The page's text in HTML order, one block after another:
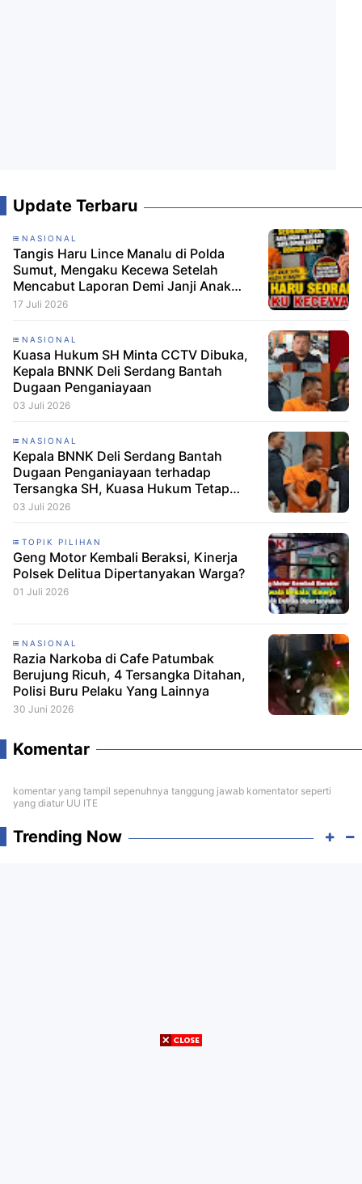
Update Terbaru
NASIONAL
Tangis Haru Lince Manalu di Polda
Sumut, Mengaku Kecewa Setelah
Mencabut Laporan Demi Janji Anak
Dibebaskan
17 Juli 2026
NASIONAL
Kuasa Hukum SH Minta CCTV Dibuka,
Kepala BNNK Deli Serdang Bantah
Dugaan Penganiayaan
03 Juli 2026
NASIONAL
Kepala BNNK Deli Serdang Bantah
Dugaan Penganiayaan terhadap
Tersangka SH, Kuasa Hukum Tetap
Minta CCTV Dibuka
03 Juli 2026
TOPIK PILIHAN
Geng Motor Kembali Beraksi, Kinerja
Polsek Delitua Dipertanyakan Warga?
01 Juli 2026
NASIONAL
Razia Narkoba di Cafe Patumbak
Berujung Ricuh, 4 Tersangka Ditahan,
Polisi Buru Pelaku Yang Lainnya
30 Juni 2026
Komentar
komentar yang tampil sepenuhnya tanggung jawab komentator seperti
yang diatur UU ITE
Trending Now